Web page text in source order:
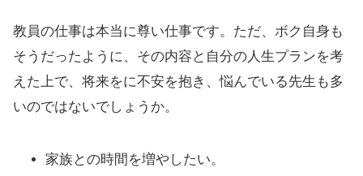
教員の仕事は本当に尊い仕事です。ただ、ボク自身も
そうだったように、その内容と自分の人生プランを考
えた上で、将来をに不安を抱き、悩んでいる先生も多
いのではないでしょうか。
家族との時間を増やしたい。